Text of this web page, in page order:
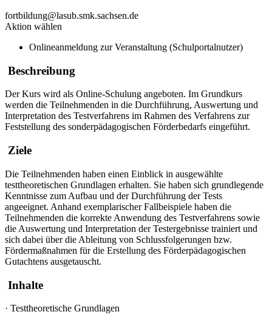
fortbildung@lasub.smk.sachsen.de
Aktion wählen
Onlineanmeldung zur Veranstaltung (Schulportalnutzer)
Beschreibung
Der Kurs wird als Online-Schulung angeboten. Im Grundkurs
werden die Teilnehmenden in die Durchführung, Auswertung und
Interpretation des Testverfahrens im Rahmen des Verfahrens zur
Feststellung des sonderpädagogischen Förderbedarfs eingeführt.
Ziele
Die Teilnehmenden haben einen Einblick in ausgewählte
testtheoretischen Grundlagen erhalten. Sie haben sich grundlegende
Kenntnisse zum Aufbau und der Durchführung der Tests
angeeignet. Anhand exemplarischer Fallbeispiele haben die
Teilnehmenden die korrekte Anwendung des Testverfahrens sowie
die Auswertung und Interpretation der Testergebnisse trainiert und
sich dabei über die Ableitung von Schlussfolgerungen bzw.
Fördermaßnahmen für die Erstellung des Förderpädagogischen
Gutachtens ausgetauscht.
Inhalte
· Testtheoretische Grundlagen